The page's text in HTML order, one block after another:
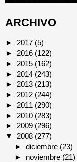
ARCHIVO
►2017 (5)
► 2016 (122)
► 2015 (162)
► 2014 (243)
► 2013 (213)
► 2012 (244)
► 2011 (290)
► 2010 (283)
► 2009 (296)
▼ 2008 (277)
►diciembre (23)
► noviembre (21)